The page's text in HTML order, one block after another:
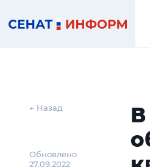
← Назад
Обновлено
27.09.2022